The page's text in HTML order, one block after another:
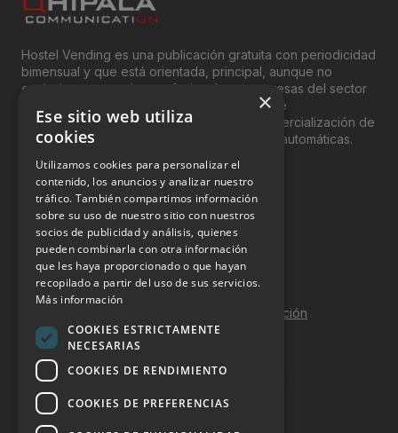
Hostel Vending es una publicación gratuita con periodicidad
bimensual y que está orientada, principal, aunque no
exclusivamente, a los profesionales y empresas del sector
del “Vending”; nombre con el que se conoce
genéricamente entre profesionales a la comercialización de
productos y servicios a través de máquinas automáticas.
INFORMACIÓN LEGAL
Aviso Legal
Política de Privacidad
Política de Cookies
Política de calidad y seguridad de la información
Contacto
DOSSIER Y CONTRATACIÓN
×
Ese sitio web utiliza
cookies
Utilizamos cookies para personalizar el
contenido, los anuncios y analizar nuestro
tráfico. También compartimos información
sobre su uso de nuestro sitio con nuestros
socios de publicidad y análisis, quienes
pueden combinarla con otra información
que les haya proporcionado o que hayan
recopilado a partir del uso de sus servicios.
Más información
COOKIES ESTRICTAMENTE
NECESARIAS
COOKIES DE RENDIMIENTO
COOKIES DE PREFERENCIAS